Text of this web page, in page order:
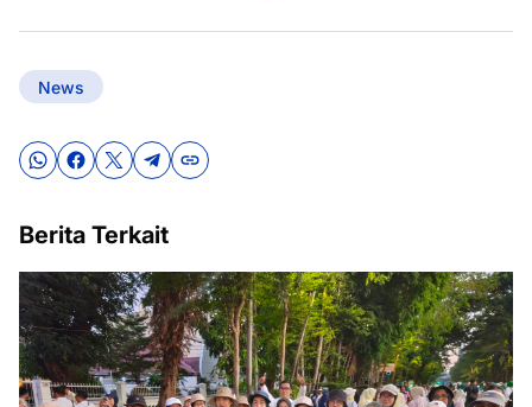
News
Berita Terkait